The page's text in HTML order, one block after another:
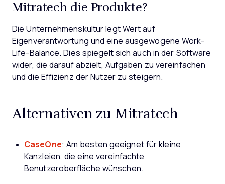
Mitratech die Produkte?
Die Unternehmenskultur legt Wert auf
Eigenverantwortung und eine ausgewogene Work-
Life-Balance. Dies spiegelt sich auch in der Software
wider, die darauf abzielt, Aufgaben zu vereinfachen
und die Effizienz der Nutzer zu steigern.
Alternativen zu Mitratech
CaseOne: Am besten geeignet für kleine
Kanzleien, die eine vereinfachte
Benutzeroberfläche wünschen.